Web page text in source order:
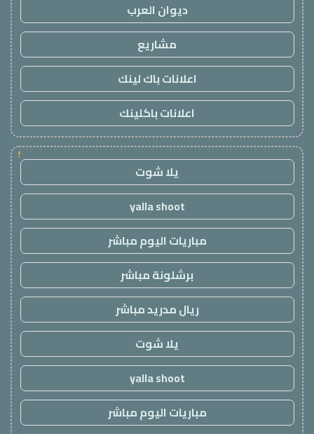
ديوان العرب
مشاريع
اعلانات باك لينك
اعلانات باكلينك
!
يلا شوت
yalla shoot
مباريات اليوم مباشر
برشلونة مباشر
ريال مدريد مباشر
يلا شوت
yalla shoot
مباريات اليوم مباشر